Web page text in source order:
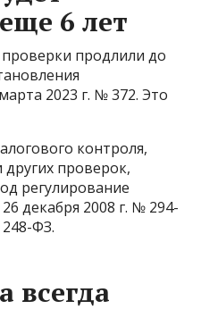
6 лет
продлили до
2023 г. № 372. Это
контроля,
других проверок,
регулирование
декабря 2008 г. № 294-
ФЗ.
всегда